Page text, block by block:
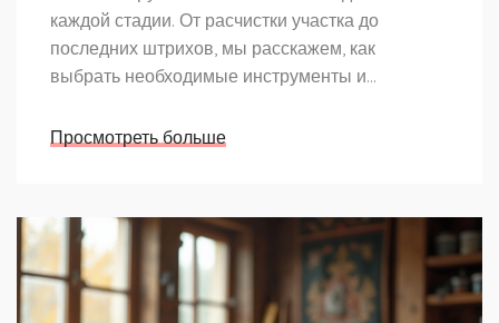
каждой стадии. От расчистки участка до
последних штрихов, мы расскажем, как
выбрать необходимые инструменты и
советами по выбору производителей и
Просмотреть больше